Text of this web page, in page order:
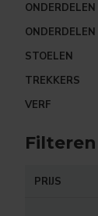
STOELEN
TREKKERS
VERF
Filteren
PRIJS